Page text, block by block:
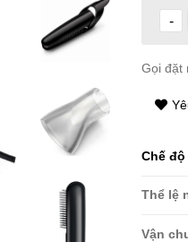
-
Gọi đặt
Chế
Thể lệ
Vận